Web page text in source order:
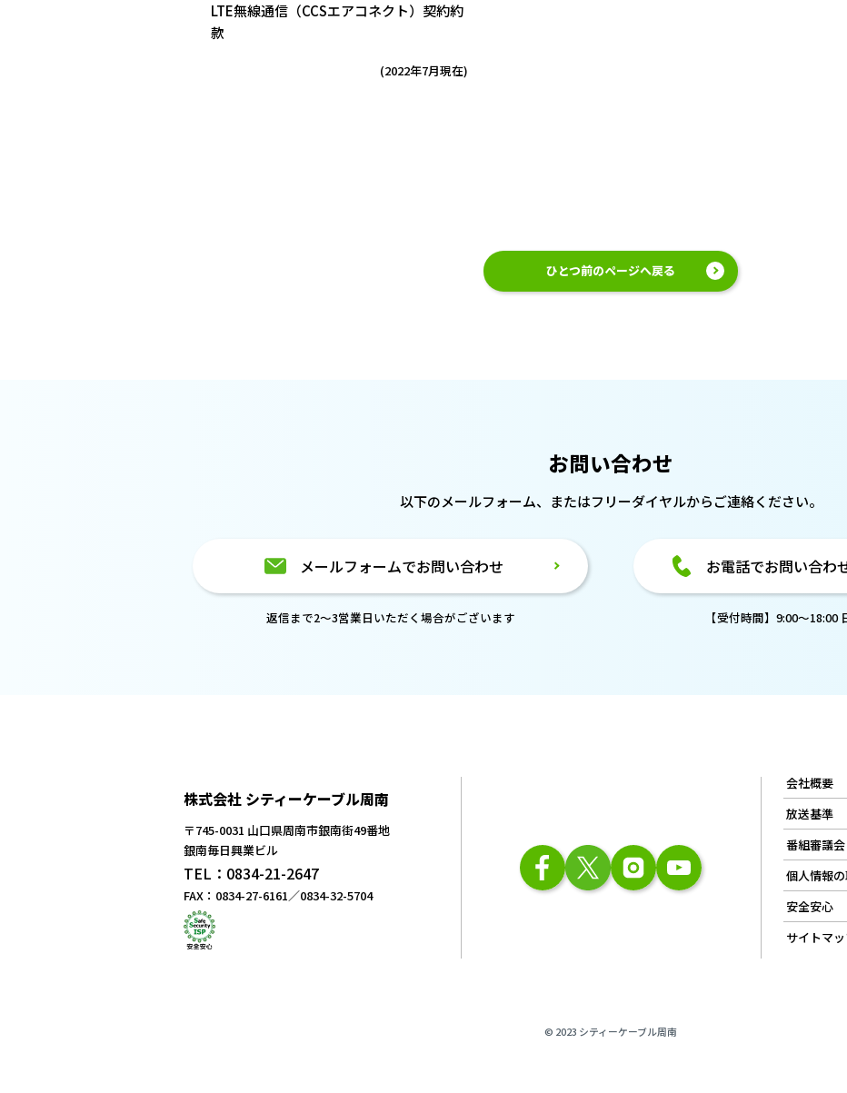
LTE無線通信（CCSエアコネクト）契約約
款
(2022年7月現在)
ひとつ前のページへ戻る
お問い合わせ
以下のメールフォーム、またはフリーダイヤルからご連絡ください。
メールフォームでお問い合わせ
返信まで2～3営業日いただく場合がございます
お電話でお問い合わ
【受付時間】9:00～18:00
株式会社 シティーケーブル周南
〒745-0031 山口県周南市銀南街49番地
銀南毎日興業ビル
TEL：0834-21-2647
FAX：0834-27-6161／0834-32-5704
会社概要
放送基準
番組審議会
個人情報
安全安心
サイトマ
© 2023 シティーケーブル周南